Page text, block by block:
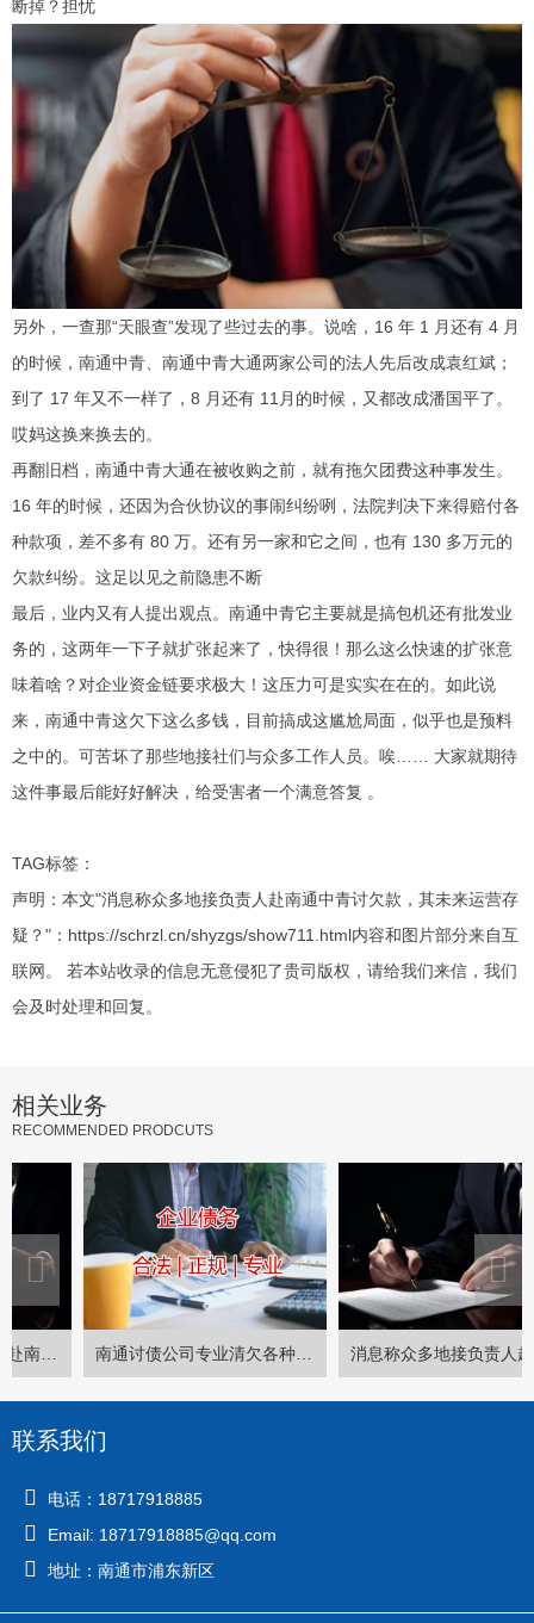
断掉？担忧
另外，一查那“天眼查”发现了些过去的事。说啥，16 年 1 月还有 4 月
的时候，南通中青、南通中青大通两家公司的法人先后改成袁红斌；
到了 17 年又不一样了，8 月还有 11月的时候，又都改成潘国平了。
哎妈这换来换去的。
再翻旧档，南通中青大通在被收购之前，就有拖欠团费这种事发生。
16 年的时候，还因为合伙协议的事闹纠纷咧，法院判决下来得赔付各
种款项，差不多有 80 万。还有另一家和它之间，也有 130 多万元的
欠款纠纷。这足以见之前隐患不断
最后，业内又有人提出观点。南通中青它主要就是搞包机还有批发业
务的，这两年一下子就扩张起来了，快得很！那么这么快速的扩张意
味着啥？对企业资金链要求极大！这压力可是实实在在的。如此说
来，南通中青这欠下这么多钱，目前搞成这尴尬局面，似乎也是预料
之中的。可苦坏了那些地接社们与众多工作人员。唉…… 大家就期待
这件事最后能好好解决，给受害者一个满意答复 。
TAG标签：
声明：本文"消息称众多地接负责人赴南通中青讨欠款，其未来运营存
疑？"： https://schrzl.cn/shyzgs/show711.html内容和图片部分来自互
联网。 若本站收录的信息无意侵犯了贵司版权，请给我们来信，我们
会及时处理和回复。
相关业务
RECOMMENDED PRODCUTS
南通讨债公司专业清欠各种债务 消息称众多地接负责人赴南通中青讨欠款，其未来运营存疑？
联系我们
电话：18717918885
Email: 18717918885@qq.com
地址：南通市浦东新区